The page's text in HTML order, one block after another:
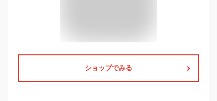
ショップでみる